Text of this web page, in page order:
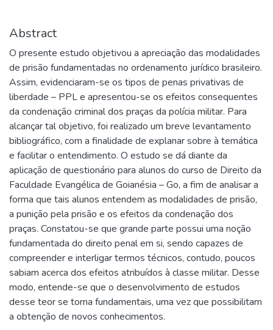
Abstract
O presente estudo objetivou a apreciação das modalidades
de prisão fundamentadas no ordenamento jurídico brasileiro.
Assim, evidenciaram-se os tipos de penas privativas de
liberdade – PPL e apresentou-se os efeitos consequentes
da condenação criminal dos praças da polícia militar. Para
alcançar tal objetivo, foi realizado um breve levantamento
bibliográfico, com a finalidade de explanar sobre à temática
e facilitar o entendimento. O estudo se dá diante da
aplicação de questionário para alunos do curso de Direito da
Faculdade Evangélica de Goianésia – Go, a fim de analisar a
forma que tais alunos entendem as modalidades de prisão,
a punição pela prisão e os efeitos da condenação dos
praças. Constatou-se que grande parte possui uma noção
fundamentada do direito penal em si, sendo capazes de
compreender e interligar termos técnicos, contudo, poucos
sabiam acerca dos efeitos atribuídos à classe militar. Desse
modo, entende-se que o desenvolvimento de estudos
desse teor se torna fundamentais, uma vez que possibilitam
a obtenção de novos conhecimentos.